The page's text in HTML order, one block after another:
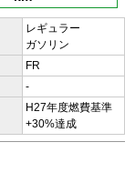
レギュラー
ガソリン
FR
-
H27年度燃費基準
+30%達成